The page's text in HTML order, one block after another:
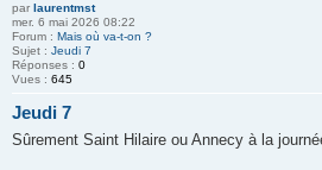
par laurentmst
mer. 6 mai 2026 08:22
Forum : Mais où va-t-on ?
Sujet : Jeudi 7
Réponses : 0
Vues : 645
Jeudi 7
Sûrement Saint Hilaire ou Annecy à la